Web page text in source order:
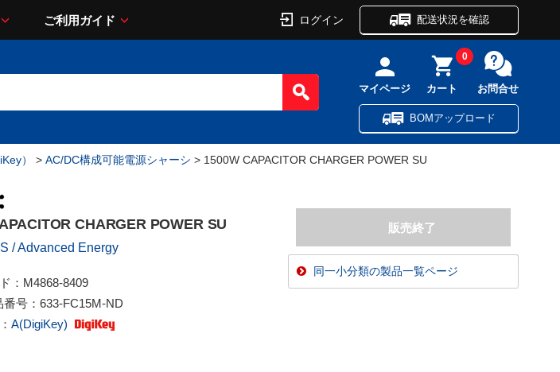
ご利用ガイド ログイン 配送状況を確認
マイページ カート
0
お問合せ
BOMアップロード
） > AC/DC構成可能電源シャーシ > 1500W CAPACITOR CHARGER POWER SU
CHARGER POWER SU
/ Advanced Energy
： M4868-8409
号： 633-FC15M-ND
A(DigiKey)
同一小分類の製品一覧ページ